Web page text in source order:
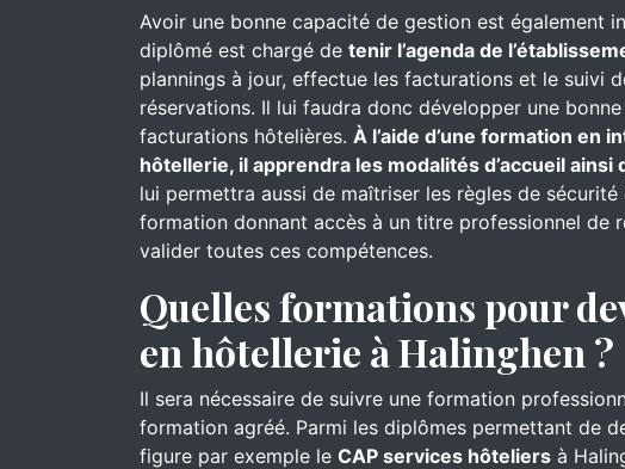
Avoir une bonne capacité de gestion est également
diplômé est chargé de tenir l’agenda de
plannings à jour, effectue les facturations et le suivi
réservations. Il lui faudra donc développer une
facturations hôtelières. À l’aide d’une formation en
hôtellerie, il apprendra les modalités d’accueil
lui permettra aussi de maîtriser les règles de sécurité
formation donnant accès à un titre professionnel de
valider toutes ces compétences.
Quelles formations pour
en hôtellerie à Halinghen ?
Il sera nécessaire de suivre une formation
formation agréé. Parmi les diplômes permettant de
figure par exemple le CAP services hôteliers à